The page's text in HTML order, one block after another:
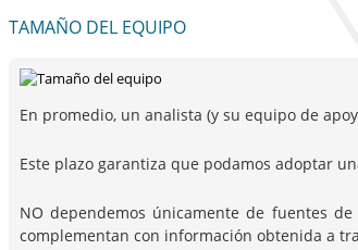
TAMAÑO DEL EQUIPO
En promedio, un analista (y su equipo de
Este plazo garantiza que podamos adoptar
NO dependemos únicamente de fuentes
complementan con información obtenida a